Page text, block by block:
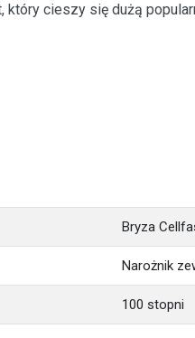
cieszy się dużą
Bryza
Narożnik
100 stopni